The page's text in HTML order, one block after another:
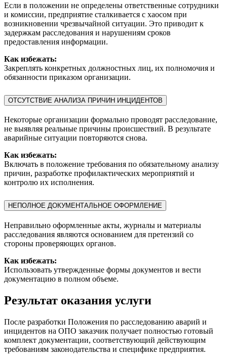
Если в положении не определены ответственные сотрудники
и комиссии, предприятие сталкивается с хаосом при
возникновении чрезвычайной ситуации. Это приводит к
задержкам расследования и нарушениям сроков
предоставления информации.
Как избежать:
Закреплять конкретных должностных лиц, их полномочия и
обязанности приказом организации.
ОТСУТСТВИЕ АНАЛИЗА ПРИЧИН ИНЦИДЕНТОВ
Некоторые организации формально проводят расследование,
не выявляя реальные причины происшествий. В результате
аварийные ситуации повторяются снова.
Как избежать:
Включать в положение требования по обязательному анализу
причин, разработке профилактических мероприятий и
контролю их исполнения.
НЕПОЛНОЕ ДОКУМЕНТАЛЬНОЕ ОФОРМЛЕНИЕ
Неправильно оформленные акты, журналы и материалы
расследования являются основанием для претензий со
стороны проверяющих органов.
Как избежать:
Использовать утвержденные формы документов и вести
документацию в полном объеме.
Результат оказания услуги
После разработки Положения по расследованию аварий и
инцидентов на ОПО заказчик получает полностью готовый
комплект документации, соответствующий действующим
требованиям законодательства и специфике предприятия.